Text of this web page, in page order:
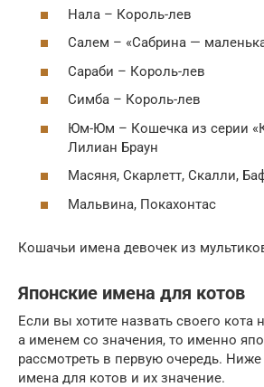
Нала – Король-лев
Салем – «Сабрина —
Сараби – Король-лев
Симба – Король-лев
Юм-Юм – Кошечка из серии
Лилиан Браун
Масяня, Скарлетт, Скалли,
Мальвина, Покахонтас
Кошачьи имена девочек из
Японские имена для котов
Если вы хотите назвать своего кота
а именем со значения, то именно
рассмотреть в первую очередь.
имена для котов и их значение.